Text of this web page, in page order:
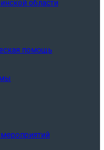
области
помощь